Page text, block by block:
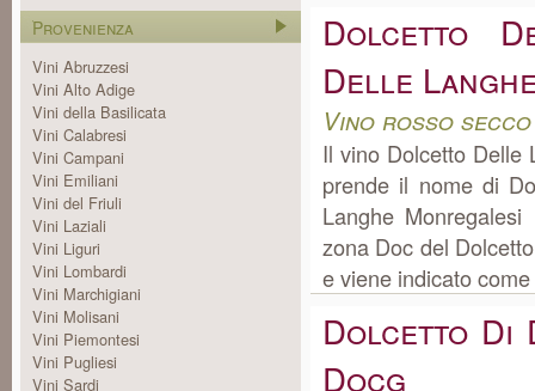
Provenienza
Vini Abruzzesi
Vini Alto Adige
Vini della Basilicata
Vini Calabresi
Vini Campani
Vini Emiliani
Vini del Friuli
Vini Laziali
Vini Liguri
Vini Lombardi
Vini Marchigiani
Vini Molisani
Vini Piemontesi
Vini Pugliesi
Vini Sardi
Dolcetto
Delle
Vino rosso secco
Il vino Dolcetto Delle
prende il nome di
Langhe
zona Doc del
e viene indicato
Dolcetto Di
Docg